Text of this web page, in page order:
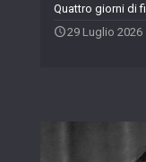
Quattro giorni di
29 Luglio 2026